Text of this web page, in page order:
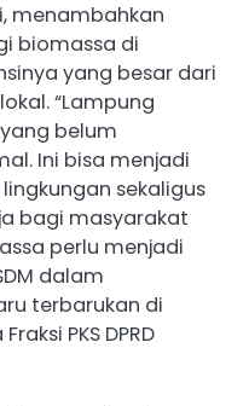
menambahkan
biomassa di
yang besar dari
“Lampung
belum
Ini bisa menjadi
sekaligus
bagi masyarakat
perlu menjadi
dalam
terbarukan di
PKS DPRD